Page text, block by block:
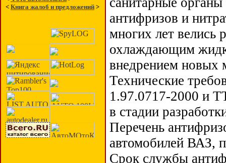
< Книга жалоб и предложений >
антифризов и
многих лет велись
охлаждающим
внедрением новых
Технические
1.97.0717-2000 и
в стадии
Перечень
автомобилей ВАЗ,
Срок службы